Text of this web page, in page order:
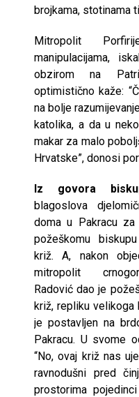
brojkama, stotinama
Mitropolit
manipulacijama,
obzirom na
optimistično kaže:
na bolje
katolika, a da u
makar za malo
Hrvatske”, donosi
Iz govora
blagoslova
doma u Pakracu
požeškomu
križ. A, nakon
mitropolit
Radović dao je
križ, repliku velikoga
je postavljen na
Pakracu. U svome
“No, ovaj križ nas
ravnodušni pred
prostorima